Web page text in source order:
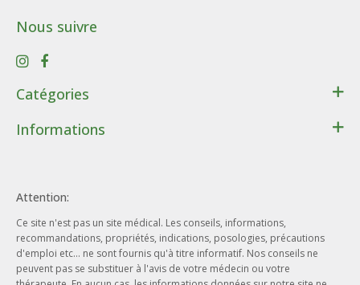
Catégories
Santé
Cadeaux
Phytothérapie
Aromathérapie
Ayurveda
Informations
Données personnelles
Conditions d’utilisation du site web
Notre entreprise
Nos engagements
Nous suivre
Attention:
Ce site n'est pas un site médical. Les conseils, informations,
recommandations, propriétés, indications, posologies, précautions
d'emploi etc... ne sont fournis qu'à titre informatif. Nos conseils ne
peuvent pas se substituer à l'avis de votre médecin ou votre